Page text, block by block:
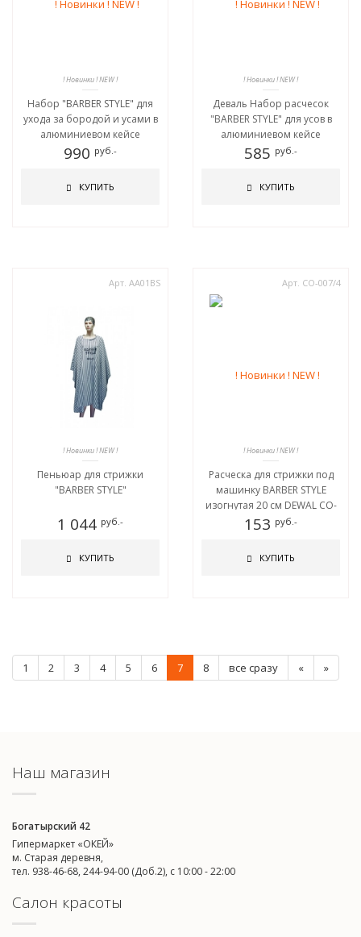
! Новинки ! NEW !
Набор "BARBER STYLE" для
ухода за бородой и усами в
алюминиевом кейсе
990 руб.-
КУПИТЬ
! Новинки ! NEW !
Деваль Набор расчесок
"BARBER STYLE" для усов в
алюминиевом кейсе
585 руб.-
КУПИТЬ
Арт. AA01BS
! Новинки ! NEW !
Пеньюар для стрижки
"BARBER STYLE"
1 044 руб.-
КУПИТЬ
Арт. CO-007/4
! Новинки ! NEW !
Расческа для стрижки под
машинку BARBER STYLE
изогнутая 20 см DEWAL CO-
007/4
153 руб.-
КУПИТЬ
1 2 3 4 5 6 7 8 все сразу « »
Наш магазин
Богатырский 42
Гипермаркет «ОКЕЙ»
м. Старая деревня,
тел. 938-46-68, 244-94-00 (Доб.2), c 10:00 - 22:00
Салон красоты